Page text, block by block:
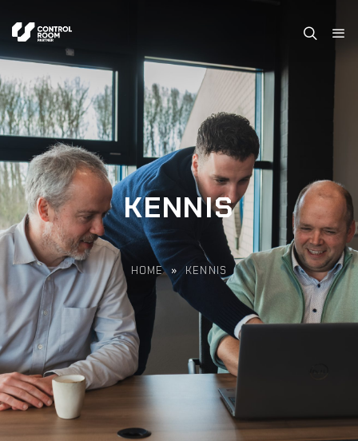
KENNIS
HOME » KENNIS